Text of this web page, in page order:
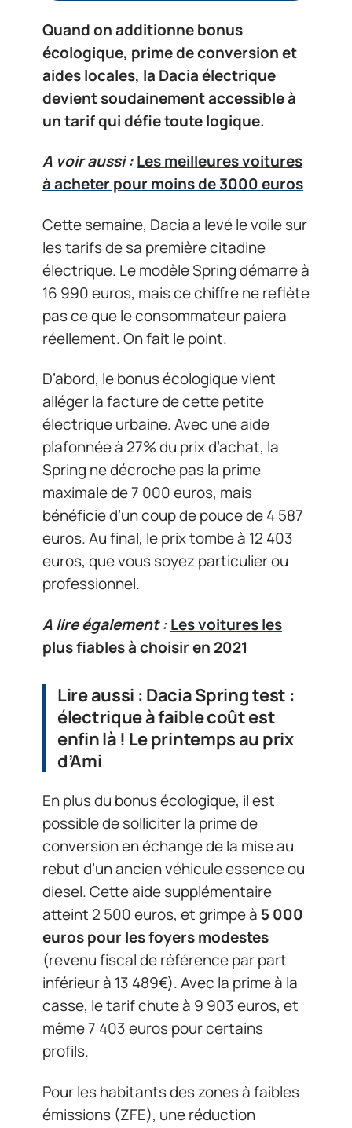
Quand on additionne bonus
écologique, prime de conversion et
aides locales, la Dacia électrique
devient soudainement accessible à
un tarif qui défie toute logique.
A voir aussi :Les meilleures voitures
à acheter pour moins de 3000 euros
Cette semaine, Dacia a levé le voile sur
les tarifs de sa première citadine
électrique. Le modèle Spring démarre à
16 990 euros, mais ce chiffre ne reflète
pas ce que le consommateur paiera
réellement. On fait le point.
D’abord, le bonus écologique vient
alléger la facture de cette petite
électrique urbaine. Avec une aide
plafonnée à 27% du prix d’achat, la
Spring ne décroche pas la prime
maximale de 7 000 euros, mais
bénéficie d’un coup de pouce de 4 587
euros. Au final, le prix tombe à 12 403
euros, que vous soyez particulier ou
professionnel.
A lire également :Les voitures les
plus fiables à choisir en 2021
Lire aussi : Dacia Spring test :
électrique à faible coût est
enfin là ! Le printemps au prix
d’Ami
En plus du bonus écologique, il est
possible de solliciter la prime de
conversion en échange de la mise au
rebut d’un ancien véhicule essence ou
diesel. Cette aide supplémentaire
atteint 2 500 euros, et grimpe à 5 000
euros pour les foyers modestes
(revenu fiscal de référence par part
inférieur à 13 489€). Avec la prime à la
casse, le tarif chute à 9 903 euros, et
même 7 403 euros pour certains
profils.
Pour les habitants des zones à faibles
émissions (ZFE), une réduction